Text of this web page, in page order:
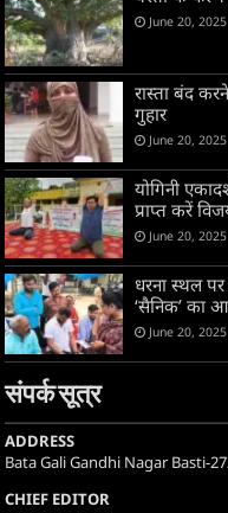
June 20, 2025
रास्ता बंद
गुहार
June 20, 2025
योगिनी
प्राप्त करें
June 20, 2025
धरना स्थल
‘सैनिक’ का
June 20, 2025
संपर्क सूत्र
ADDRESS
Bata Gali Gandhi Nagar Basti-
CHIEF EDITOR